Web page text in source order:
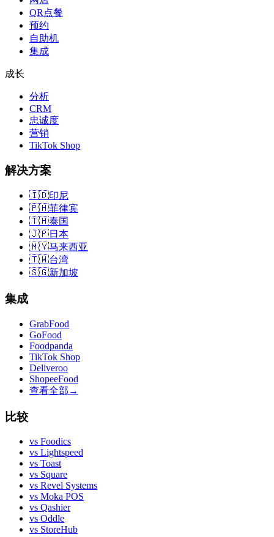
QR点餐
预约
自助机
集成
成长
分析
CRM
忠诚度
营销
TikTok Shop
解决方案
🇮🇩印尼
🇵🇭菲律宾
🇹🇭泰国
🇯🇵日本
🇲🇾马来西亚
🇹🇼台湾
🇸🇬新加坡
集成
GrabFood
GoFood
Foodpanda
TikTok Shop
Deliveroo
ShopeeFood
查看全部 →
比较
vs Foodics
vs Lightspeed
vs Toast
vs Square
vs Revel Systems
vs Moka POS
vs Qashier
vs Oddle
vs StoreHub